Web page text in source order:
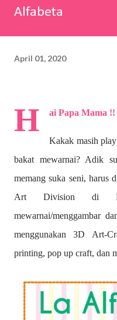
Alfabeta
April 01, 2020
H ai Papa Mama !!
Kakak masih
bakat mewarnai? Adik
memang suka seni, harus
Art Division di
mewarnai/menggambar
menggunakan 3D Art-
printing, pop up craft, dan